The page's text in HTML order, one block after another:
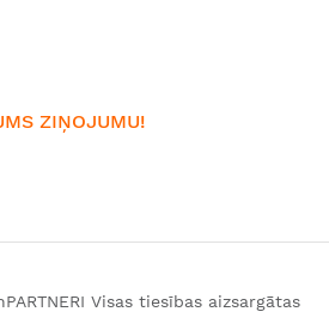
ZIŅOJUMU!
Visas tiesības aizsargātas